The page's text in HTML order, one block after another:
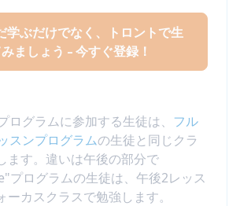
学ぶだけでなく、トロントで生
ましょう - 今すぐ登録！
ログラムに参加する生徒は、 フル
スンプログラムの生徒と同じクラ
ます。違いは午後の部分で
プログラムの生徒は、午後2レッス
ーカスクラスで勉強します。